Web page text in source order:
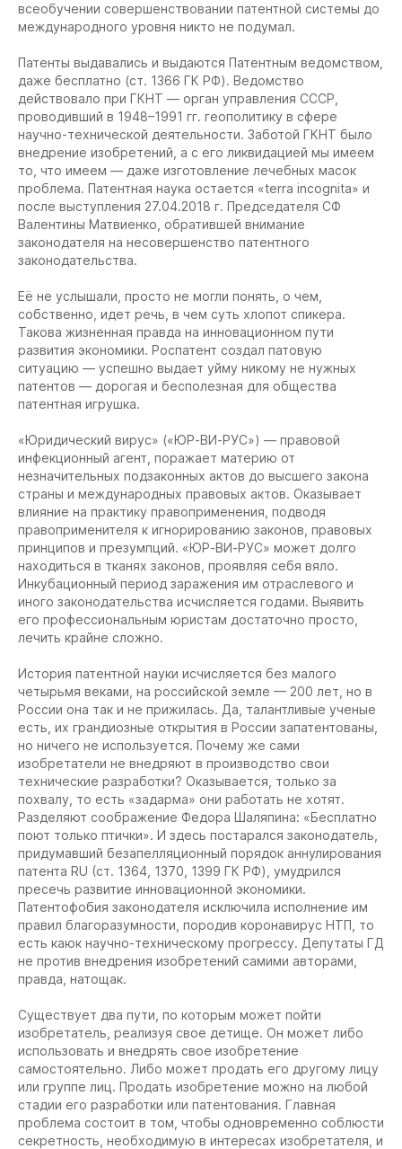
всеобучении совершенствовании патентной системы до
международного уровня никто не подумал.
Патенты выдавались и выдаются Патентным ведомством,
даже бесплатно (ст. 1366 ГК РФ). Ведомство
действовало при ГКНТ — орган управления СССР,
проводивший в 1948–1991 гг. геополитику в сфере
научно-технической деятельности. Заботой ГКНТ было
внедрение изобретений, а с его ликвидацией мы имеем
то, что имеем — даже изготовление лечебных масок
проблема. Патентная наука остается «terra incognita» и
после выступления 27.04.2018 г. Председателя СФ
Валентины Матвиенко, обратившей внимание
законодателя на несовершенство патентного
законодательства.
Её не услышали, просто не могли понять, о чем,
собственно, идет речь, в чем суть хлопот спикера.
Такова жизненная правда на инновационном пути
развития экономики. Роспатент создал патовую
ситуацию — успешно выдает уйму никому не нужных
патентов — дорогая и бесполезная для общества
патентная игрушка.
«Юридический вирус» («ЮР-ВИ-РУС») — правовой
инфекционный агент, поражает материю от
незначительных подзаконных актов до высшего закона
страны и международных правовых актов. Оказывает
влияние на практику правоприменения, подводя
правоприменителя к игнорированию законов, правовых
принципов и презумпций. «ЮР-ВИ-РУС» может долго
находиться в тканях законов, проявляя себя вяло.
Инкубационный период заражения им отраслевого и
иного законодательства исчисляется годами. Выявить
его профессиональным юристам достаточно просто,
лечить крайне сложно.
История патентной науки исчисляется без малого
четырьмя веками, на российской земле — 200 лет, но в
России она так и не прижилась. Да, талантливые ученые
есть, их грандиозные открытия в России запатентованы,
но ничего не используется. Почему же сами
изобретатели не внедряют в производство свои
технические разработки? Оказывается, только за
похвалу, то есть «задарма» они работать не хотят.
Разделяют соображение Федора Шаляпина: «Бесплатно
поют только птички». И здесь постарался законодатель,
придумавший безапелляционный порядок аннулирования
патента RU (ст. 1364, 1370, 1399 ГК РФ), умудрился
пресечь развитие инновационной экономики.
Патентофобия законодателя исключила исполнение им
правил благоразумности, породив коронавирус НТП, то
есть каюк научно-техническому прогрессу. Депутаты ГД
не против внедрения изобретений самими авторами,
правда, натощак.
Существует два пути, по которым может пойти
изобретатель, реализуя свое детище. Он может либо
использовать и внедрять свое изобретение
самостоятельно. Либо может продать его другому лицу
или группе лиц. Продать изобретение можно на любой
стадии его разработки или патентования. Главная
проблема состоит в том, чтобы одновременно соблюсти
секретность, необходимую в интересах изобретателя, и